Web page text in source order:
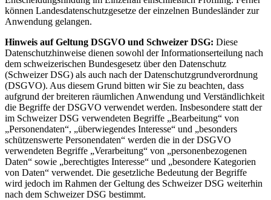
können Landesdatenschutzgesetze der einzelnen Bundesländer zur
Anwendung gelangen.
Hinweis auf Geltung DSGVO und Schweizer DSG: Diese
Datenschutzhinweise dienen sowohl der Informationserteilung nach
dem schweizerischen Bundesgesetz über den Datenschutz
(Schweizer DSG) als auch nach der Datenschutzgrundverordnung
(DSGVO). Aus diesem Grund bitten wir Sie zu beachten, dass
aufgrund der breiteren räumlichen Anwendung und Verständlichkeit
die Begriffe der DSGVO verwendet werden. Insbesondere statt der
im Schweizer DSG verwendeten Begriffe „Bearbeitung“ von
„Personendaten“, „überwiegendes Interesse“ und „besonders
schützenswerte Personendaten“ werden die in der DSGVO
verwendeten Begriffe „Verarbeitung“ von „personenbezogenen
Daten“ sowie „berechtigtes Interesse“ und „besondere Kategorien
von Daten“ verwendet. Die gesetzliche Bedeutung der Begriffe
wird jedoch im Rahmen der Geltung des Schweizer DSG weiterhin
nach dem Schweizer DSG bestimmt.